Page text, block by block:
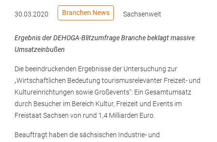
30.03.2020 Branchen News Sachsenweit
Ergebnis der DEHOGA-Blitzumfrage Branche beklagt massive
Umsatzeinbußen
Die beeindruckenden Ergebnisse der Untersuchung zur
„Wirtschaftlichen Bedeutung tourismusrelevanter Freizeit- und
Kultureinrichtungen sowie Großevents": Ein Gesamtumsatz
durch Besucher im Bereich Kultur, Freizeit und Events im
Freistaat Sachsen von rund 1,4 Milliarden Euro.
Beauftragt haben die sächsischen Industrie- und